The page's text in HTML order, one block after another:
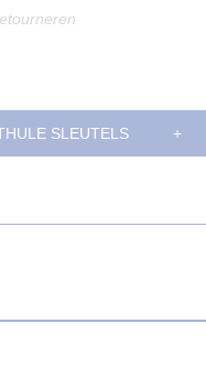
SLEUTELS +